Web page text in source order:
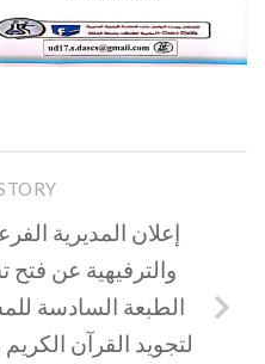
إعلان المديرية
والترفيهية عن
الطبعة السادسة
لتجويد القرآن